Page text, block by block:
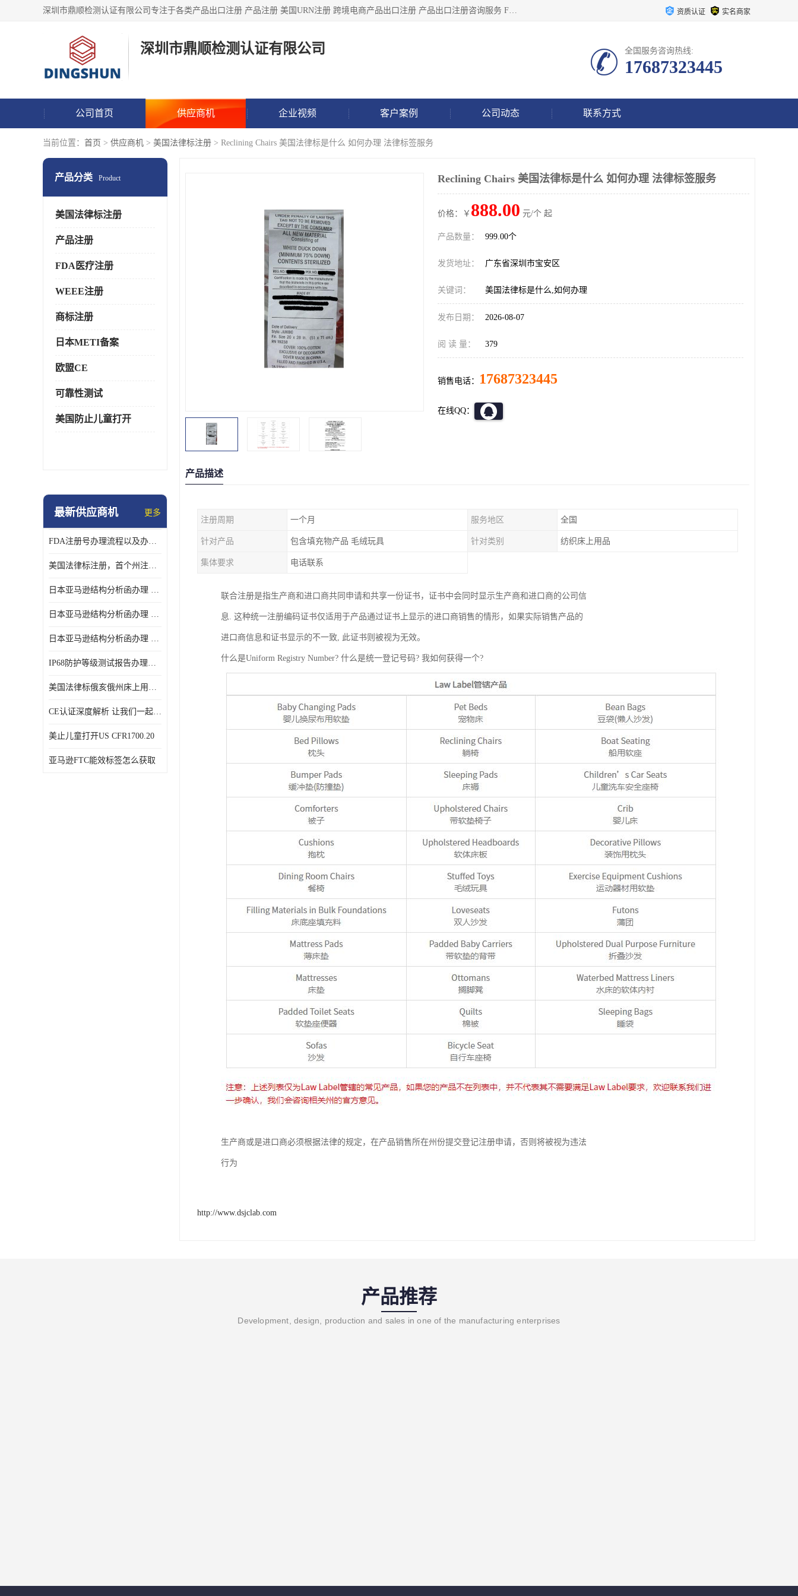
深圳市鼎顺检测认证有限公司专注于各类产品出口注册 产品注册 美国URN注册 跨境电商产品出口注册 产品出口注册咨询服务 FDA食品注册等我们是一家商务服务公司，为客户提供商标注册，本公司实力雄厚，能满足客户多种需求。 资质认证 实名商家
深圳市鼎顺检测认证有限公司 全国服务咨询热线:
17687323445
公司首页 供应商机 企业视频 客户案例 公司动态 联系方式
当前位置： 首页 > 供应商机 > 美国法律标注册 > Reclining Chairs 美国法律标是什么 如何办理 法律标签服务
产品分类 Product
美国法律标注册
产品注册
FDA医疗注册
WEEE注册
商标注册
日本METI备案
欧盟CE
可靠性测试
美国防止儿童打开
最新供应商机 更多
FDA注册号办理流程以及办理周期是多久
美国法律标注册，首个州注册该如何选择
日本亚马逊结构分析函办理 日本亚马逊 电饭煲
日本亚马逊结构分析函办理 日本亚马逊 热水壶等；
日本亚马逊结构分析函办理 日本亚马逊 果汁搅拌机
IP68防护等级测试报告办理标准要求
美国法律标俄亥俄州床上用品许可证讲解！
CE认证深度解析 让我们一起来认识CE认证
美止儿童打开US CFR1700.20
亚马逊FTC能效标签怎么获取
Reclining Chairs 美国法律标是什么 如何办理 法律标签服务
价格：￥ 888.00 元/个 起
产品数量： 999.00个
发货地址： 广东省深圳市宝安区
关键词： 美国法律标是什么,如何办理
发布日期： 2026-08-07
阅 读 量： 379
销售电话： 17687323445
在线QQ：
产品描述
注册周期 一个月 服务地区 全国
针对产品 包含填充物产品 毛绒玩具 针对类别 纺织床上用品
集体要求 电话联系
联合注册是指生产商和进口商共同申请和共享一份证书，证书中会同时显示生产商和进口商的公司信
息. 这种统一注册编码证书仅适用于产品通过证书上显示的进口商销售的情形，如果实际销售产品的
进口商信息和证书显示的不一致, 此证书则被视为无效。
什么是Uniform Registry Number? 什么是统一登记号码? 我如何获得一个?
生产商或是进口商必须根据法律的规定，在产品销售所在州份提交登记注册申请，否则将被视为违法
行为
http://www.dsjclab.com
产品推荐
Development, design, production and sales in one of the manufacturing enterprises